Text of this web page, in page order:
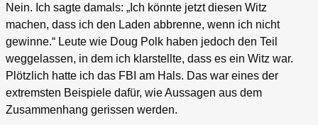
Nein. Ich sagte damals: „Ich könnte jetzt diesen Witz
machen, dass ich den Laden abbrenne, wenn ich nicht
gewinne.“ Leute wie Doug Polk haben jedoch den Teil
weggelassen, in dem ich klarstellte, dass es ein Witz war.
Plötzlich hatte ich das FBI am Hals. Das war eines der
extremsten Beispiele dafür, wie Aussagen aus dem
Zusammenhang gerissen werden.